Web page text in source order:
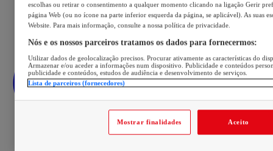
escolhas ou retirar o consentimento a qualquer momento clicando na ligação Gerir
página Web (ou no ícone na parte inferior esquerda da página, se aplicável). As suas
Website. Para mais informação, consulte a nossa política de privacidade.
Nós e os nossos parceiros tratamos os dados para fornecermos:
Utilizar dados de geolocalização precisos. Procurar ativamente as características do
Armazenar e/ou aceder a informações num dispositivo. Publicidade e conteúdos
publicidade e conteúdos, estudos de audiência e desenvolvimento de serviços.
Lista de parceiros (fornecedores)
Mostrar finalidades Aceito